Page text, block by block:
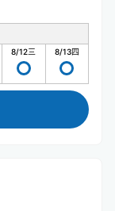
8/12三 8/13四